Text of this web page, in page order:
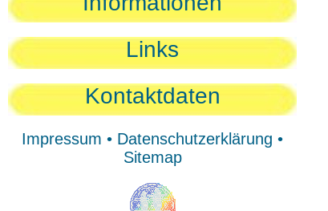
Links
Kontaktdaten
Impressum • Datenschutzerklärung •
Sitemap